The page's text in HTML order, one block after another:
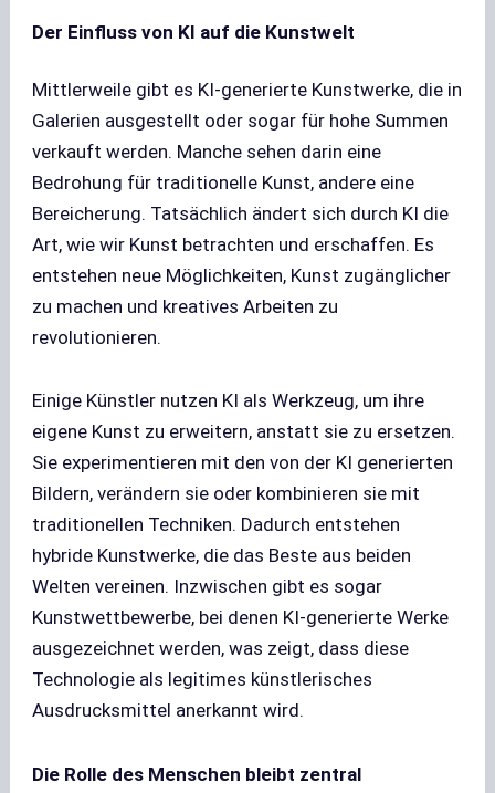
Der Einfluss von KI auf die Kunstwelt
Mittlerweile gibt es KI-generierte Kunstwerke, die in
Galerien ausgestellt oder sogar für hohe Summen
verkauft werden. Manche sehen darin eine
Bedrohung für traditionelle Kunst, andere eine
Bereicherung. Tatsächlich ändert sich durch KI die
Art, wie wir Kunst betrachten und erschaffen. Es
entstehen neue Möglichkeiten, Kunst zugänglicher
zu machen und kreatives Arbeiten zu
revolutionieren.
Einige Künstler nutzen KI als Werkzeug, um ihre
eigene Kunst zu erweitern, anstatt sie zu ersetzen.
Sie experimentieren mit den von der KI generierten
Bildern, verändern sie oder kombinieren sie mit
traditionellen Techniken. Dadurch entstehen
hybride Kunstwerke, die das Beste aus beiden
Welten vereinen. Inzwischen gibt es sogar
Kunstwettbewerbe, bei denen KI-generierte Werke
ausgezeichnet werden, was zeigt, dass diese
Technologie als legitimes künstlerisches
Ausdrucksmittel anerkannt wird.
Die Rolle des Menschen bleibt zentral